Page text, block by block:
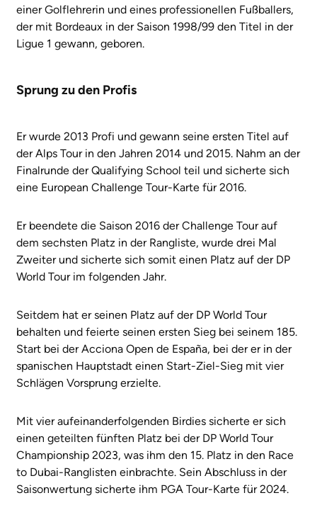
einer Golflehrerin und eines professionellen Fußballers,
der mit Bordeaux in der Saison 1998/99 den Titel in der
Ligue 1 gewann, geboren.
Sprung zu den Profis
Er wurde 2013 Profi und gewann seine ersten Titel auf
der Alps Tour in den Jahren 2014 und 2015. Nahm an der
Finalrunde der Qualifying School teil und sicherte sich
eine European Challenge Tour-Karte für 2016.
Er beendete die Saison 2016 der Challenge Tour auf
dem sechsten Platz in der Rangliste, wurde drei Mal
Zweiter und sicherte sich somit einen Platz auf der DP
World Tour im folgenden Jahr.
Seitdem hat er seinen Platz auf der DP World Tour
behalten und feierte seinen ersten Sieg bei seinem 185.
Start bei der Acciona Open de España, bei der er in der
spanischen Hauptstadt einen Start-Ziel-Sieg mit vier
Schlägen Vorsprung erzielte.
Mit vier aufeinanderfolgenden Birdies sicherte er sich
einen geteilten fünften Platz bei der DP World Tour
Championship 2023, was ihm den 15. Platz in den Race
to Dubai-Ranglisten einbrachte. Sein Abschluss in der
Saisonwertung sicherte ihm PGA Tour-Karte für 2024.